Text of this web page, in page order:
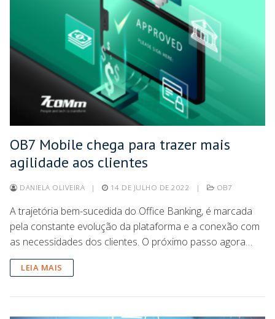
OB7 Mobile chega para trazer mais
agilidade aos clientes
DANIELA OLIVEIRA | 14 DE JULHO DE 2022 | OB7
A trajetória bem-sucedida do Office Banking, é marcada
pela constante evolução da plataforma e a conexão com
as necessidades dos clientes. O próximo passo agora…
LEIA MAIS